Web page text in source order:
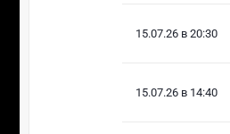
15.07.26 в 20:30
15.07.26 в 14:40